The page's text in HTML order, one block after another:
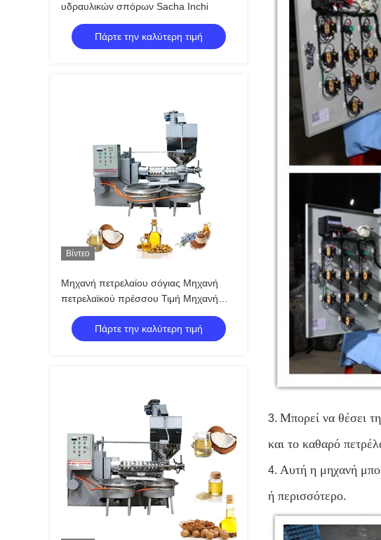
υδραυλικών σπόρων Sacha Inchi
Πάρτε την καλύτερη τιμή
Βίντεο
Μηχανή πετρελαίου σόγιας Μηχανή
πετρελαϊκού πρέσσου Τιμή Μηχανή
παρασκευής καρόλας με 380V
Πάρτε την καλύτερη τιμή
3. Μπορεί να θέσει
και το καθαρό
4. Αυτή η μηχανή
ή περισσότερο.